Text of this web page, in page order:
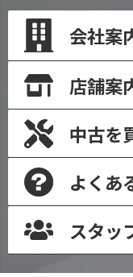
会社案
店舗案
中古を
よくあ
スタッ